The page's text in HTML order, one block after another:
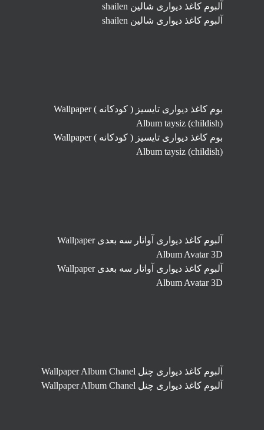
آلبوم کاغذ دیواری شالین shailen
آلبوم کاغذ دیواری شالین shailen
بوم کاغذ دیواری تایسیز ( کودکانه ) Wallpaper
Album taysiz (childish)
بوم کاغذ دیواری تایسیز ( کودکانه ) Wallpaper
Album taysiz (childish)
آلبوم کاغذ دیواری آواتار سه بعدی Wallpaper
Album Avatar 3D
آلبوم کاغذ دیواری آواتار سه بعدی Wallpaper
Album Avatar 3D
آلبوم کاغذ دیواری چنل Wallpaper Album Chanel
آلبوم کاغذ دیواری چنل Wallpaper Album Chanel